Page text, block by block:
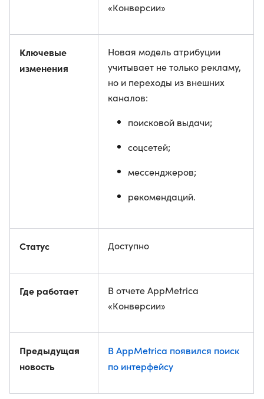
«Конверсии»
Ключевые
изменения
Новая модель атрибуции
учитывает не только рекламу,
но и переходы из внешних
каналов:
поисковой выдачи;
соцсетей;
мессенджеров;
рекомендаций.
Статус Доступно
Где работает
В отчете AppMetrica
«Конверсии»
Предыдущая
новость
В AppMetrica появился поиск
по интерфейсу